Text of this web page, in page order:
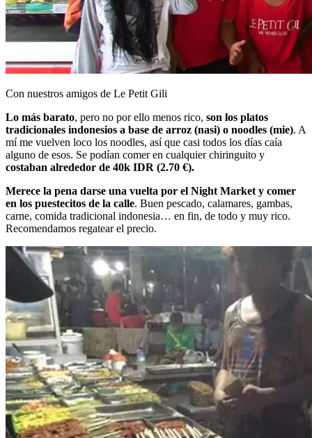
Con nuestros amigos de Le Petit Gili
Lo más barato, pero no por ello menos rico, son los platos
tradicionales indonesios a base de arroz (nasi) o noodles (mie). A
mí me vuelven loco los noodles, así que casi todos los días caía
alguno de esos. Se podían comer en cualquier chiringuito y
costaban alrededor de 40k IDR (2.70 €).
Merece la pena darse una vuelta por el Night Market y comer
en los puestecitos de la calle. Buen pescado, calamares, gambas,
carne, comida tradicional indonesia… en fin, de todo y muy rico.
Recomendamos regatear el precio.